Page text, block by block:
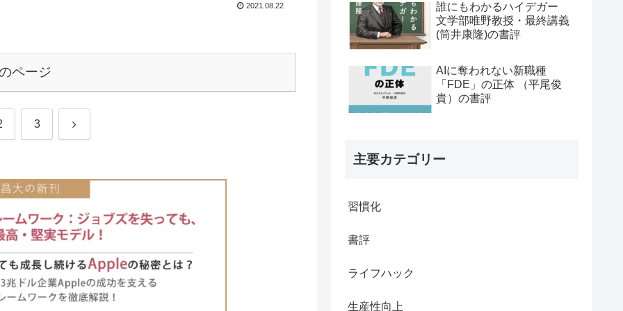
2021.08.22
ページ
3 次
誰にもわかるハイデガー
文学部唯野教授・最終講義
(筒井康隆)の書評
AIに奪われない新職種
「FDE」の正体 （平尾俊
貴）の書評
主要カテゴリー
習慣化
書評
ライフハック
生産性向上